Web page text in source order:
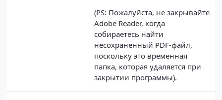
(PS: Пожалуйста, не закрывайте
Adobe Reader, когда
собираетесь найти
несохраненный PDF-файл,
поскольку это временная
папка, которая удаляется при
закрытии программы).